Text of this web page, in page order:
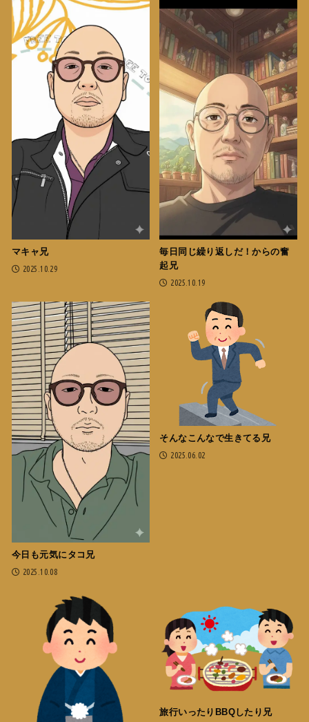
マキャ兄
2025.10.29
毎日同じ繰り返しだ！からの奮
起兄
2025.10.19
今日も元気にタコ兄
2025.10.08
そんなこんなで生きてる兄
2025.06.02
旅行いったりBBQしたり兄